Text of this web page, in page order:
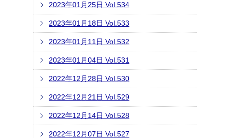
2023年01月25日 Vol.534
2023年01月18日 Vol.533
2023年01月11日 Vol.532
2023年01月04日 Vol.531
2022年12月28日 Vol.530
2022年12月21日 Vol.529
2022年12月14日 Vol.528
2022年12月07日 Vol.527